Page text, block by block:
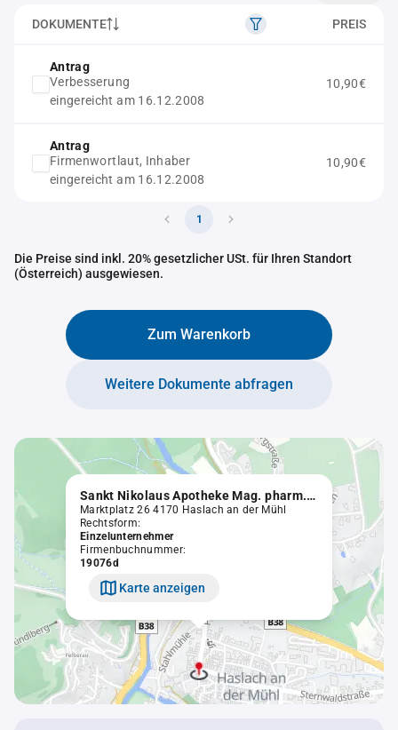
DOKUMENTE PREIS
Antrag
Verbesserung
eingereicht am 16.12.2008
10,90€
Antrag
Firmenwortlaut, Inhaber
eingereicht am 16.12.2008
10,90€
1
Die Preise sind inkl. 20% gesetzlicher USt. für Ihren Standort
(Österreich) ausgewiesen.
Zum Warenkorb
Weitere Dokumente abfragen
Sankt Nikolaus Apotheke Mag. pharm. Doris EIBÖCK eingetragene Unternehmerin
Marktplatz 26 4170 Haslach an der Mühl
Rechtsform:
Einzelunternehmer
Firmenbuchnummer:
19076d
Karte anzeigen